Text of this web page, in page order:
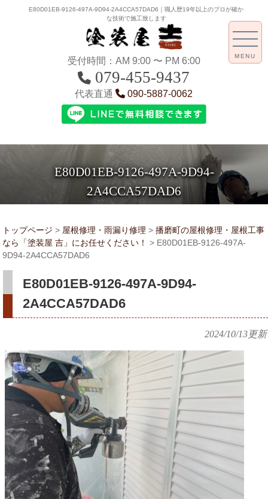
E80D01EB-9126-497A-9D94-2A4CCA57DAD6｜職人歴19年以上のプロが確か
な技術で施工致します
受付時間：AM 9:00 〜 PM 6:00
079-455-9437
代表直通 090-5887-0062
E80D01EB-9126-497A-9D94-
2A4CCA57DAD6
MENU
トップページ > 屋根修理・雨漏り修理 > 播磨町の屋根修理・屋根工事
なら「塗装屋 吉」にお任せください！
> E80D01EB-9126-497A-
9D94-2A4CCA57DAD6
E80D01EB-9126-497A-9D94-
2A4CCA57DAD6
2024/10/13更新